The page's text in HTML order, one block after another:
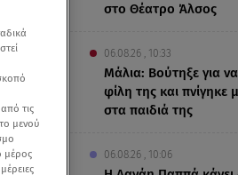
στο Θέατρο Άλσος
06.08.26 , 10:33
Μάλια: Βούτηξε για
φίλη της και πνίγηκε
στα παιδιά της
06.08.26 , 10:06
τις
μενού
μέρος